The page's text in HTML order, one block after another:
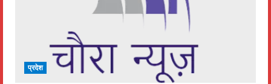
प्रदेश